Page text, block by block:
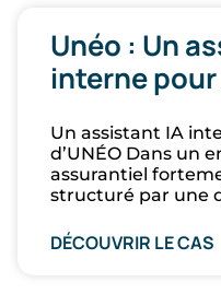
Unéo : Un
interne
Un assistant IA
d’UNÉO Dans un
assurantiel
structuré par une
DÉCOUVRIR LE CAS